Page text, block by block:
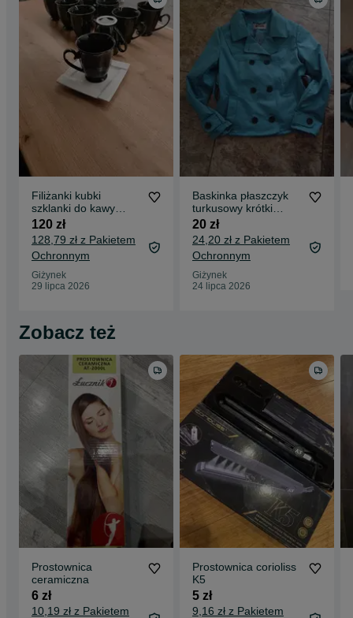
Filiżanki kubki
szklanki do kawy
herbaty Ambition
120 zł
128,79 zł z Pakietem
Ochronnym
Giżynek
29 lipca 2026
Baskinka płaszczyk
turkusowy krótki
wiosenny
20 zł
24,20 zł z Pakietem
Ochronnym
Giżynek
24 lipca 2026
Zobacz też
Prostownica
ceramiczna
6 zł
10,19 zł z Pakietem
Prostownica corioliss
K5
5 zł
9,16 zł z Pakietem